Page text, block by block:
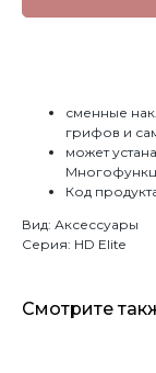
сменные
грифов и
может
Код
Вид: Аксессуары
Серия: HD Elite
Смотрите